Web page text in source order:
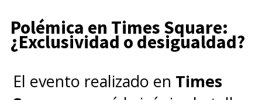
Polémica en Times Square:
¿Exclusividad o desigualdad?
El evento realizado en Times